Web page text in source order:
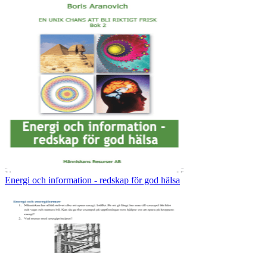
Energi och information - redskap för god hälsa